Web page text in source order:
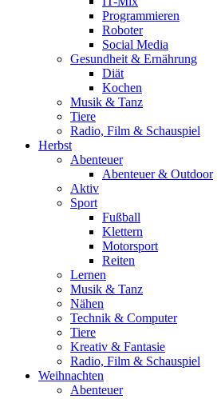
Programmieren
Roboter
Social Media
Gesundheit & Ernährung
Diät
Kochen
Musik & Tanz
Tiere
Radio, Film & Schauspiel
Herbst
Abenteuer
Abenteuer & Outdoor
Aktiv
Sport
Fußball
Klettern
Motorsport
Reiten
Lernen
Musik & Tanz
Nähen
Technik & Computer
Tiere
Kreativ & Fantasie
Radio, Film & Schauspiel
Weihnachten
Abenteuer